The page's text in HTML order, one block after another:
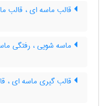
قالب ماسه ای ، قالب
ماسه شویی ، رفتگی
قالب گیری ماسه ای ،